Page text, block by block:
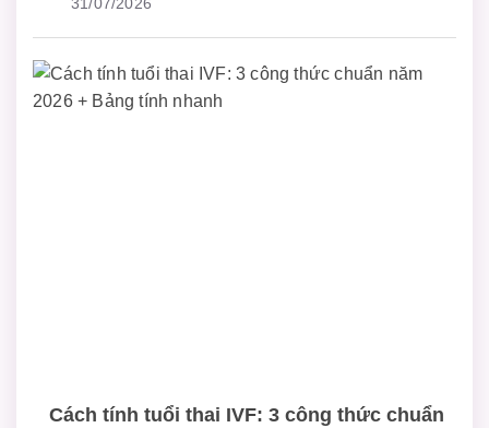
Cách tính tuổi thai IVF: 3 công thức chuẩn